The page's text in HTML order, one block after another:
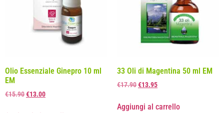
Olio Essenziale Ginepro 10 ml
EM
€15.90€13.00
33 Oli di Magentina 50 ml EM
€17.90€13.95
Aggiungi al carrello